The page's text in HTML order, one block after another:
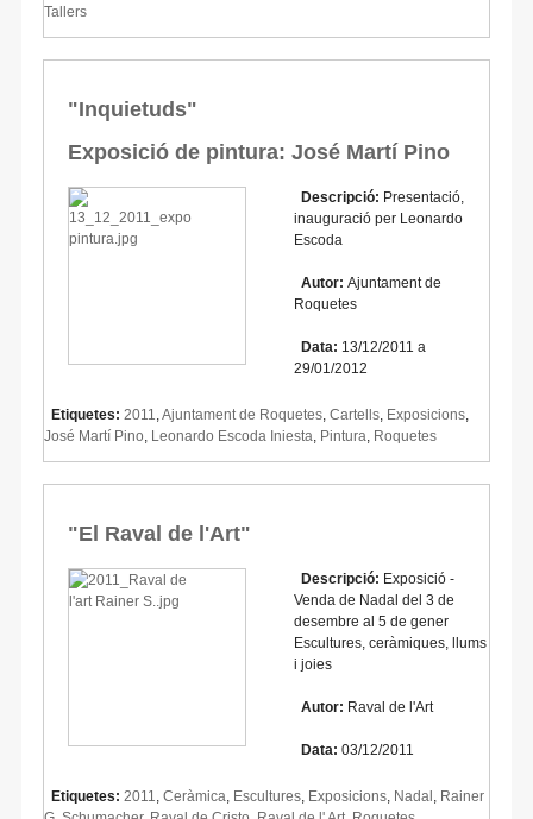
Tallers
"Inquietuds"
Exposició de pintura: José Martí Pino
Descripció: Presentació,
inauguració per Leonardo
Escoda
Autor: Ajuntament de
Roquetes
Data: 13/12/2011 a
29/01/2012
Etiquetes: 2011 Ajuntament de Roquetes Cartells Exposicions
José Martí Pino Leonardo Escoda Iniesta Pintura Roquetes
"El Raval de l'Art"
Descripció: Exposició -
Venda de Nadal del 3 de
desembre al 5 de gener
Escultures, ceràmiques, llums
i joies
Autor: Raval de l'Art
Data: 03/12/2011
Etiquetes: 2011 Ceràmica Escultures Exposicions Nadal Rainer